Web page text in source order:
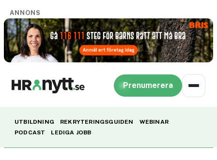
ANNONS
Prenumerera
UTBILDNING REKRYTERINGSGUIDEN
WEBINAR
PODCAST
LEDIGA JOBB